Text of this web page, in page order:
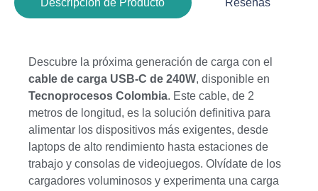
Descripción de Producto Reseñas
Descubre la próxima generación de carga con el
cable de carga USB-C de 240W, disponible en
Tecnoprocesos Colombia. Este cable, de 2
metros de longitud, es la solución definitiva para
alimentar los dispositivos más exigentes, desde
laptops de alto rendimiento hasta estaciones de
trabajo y consolas de videojuegos. Olvídate de los
cargadores voluminosos y experimenta una carga